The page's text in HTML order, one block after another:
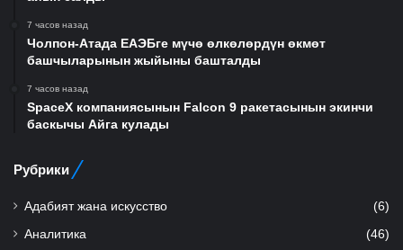
7 часов назад
Чолпон-Атада ЕАЭБге мүчө өлкөлөрдүн өкмөт
башчыларынын жыйыны башталды
7 часов назад
SpaceX компаниясынын Falcon 9 ракетасынын экинчи
баскычы Айга кулады
Рубрики
Адабият жана искусство (6)
Аналитика (46)